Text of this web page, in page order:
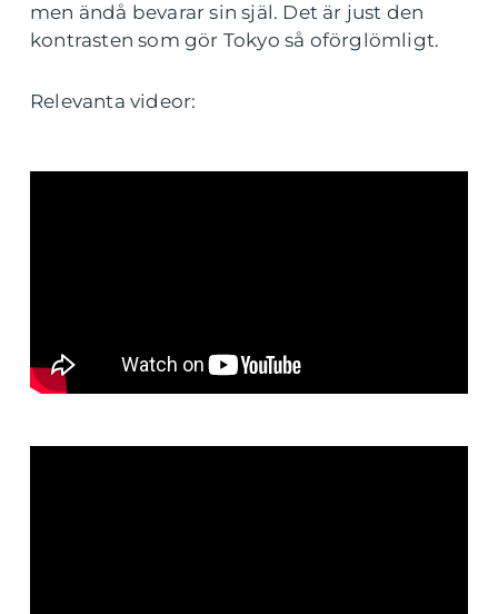
men ändå bevarar sin själ. Det är just den
kontrasten som gör Tokyo så oförglömligt.
Relevanta videor: